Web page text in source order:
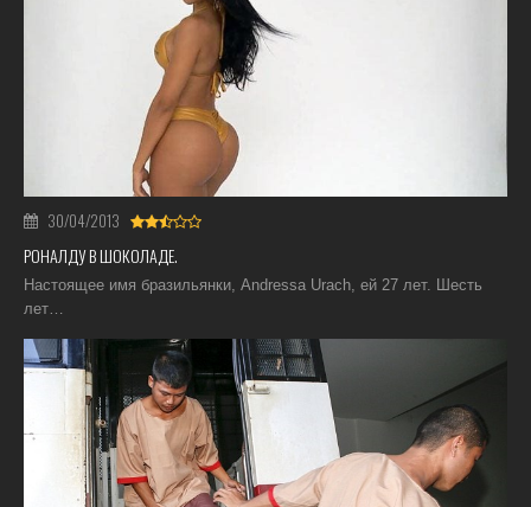
30/04/2013
РОНАЛДУ В ШОКОЛАДЕ.
Настоящее имя бразильянки, Andressa Urach, ей 27 лет. Шесть
лет…